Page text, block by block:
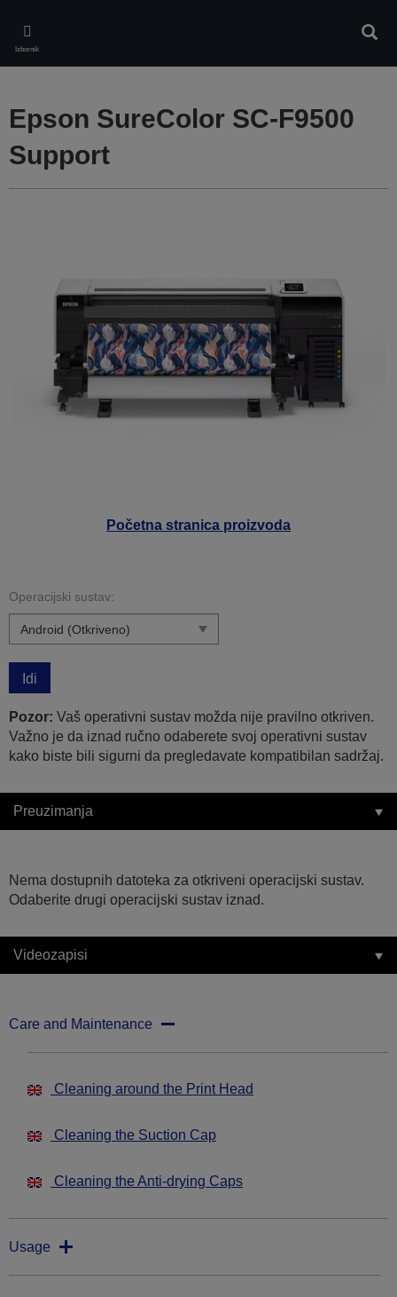
main
content
Izbornik
Početna stranica proizvoda
Epson SureColor SC-F9500
Support
Operacijski sustav:
Idi
Pozor: Vaš operativni sustav možda nije pravilno otkriven.
Važno je da iznad ručno odaberete svoj operativni sustav
kako biste bili sigurni da pregledavate kompatibilan sadržaj.
Preuzimanja
Nema dostupnih datoteka za otkriveni operacijski sustav.
Odaberite drugi operacijski sustav iznad.
Videozapisi
Care and Maintenance
Cleaning around the Print Head
Cleaning the Suction Cap
Cleaning the Anti-drying Caps
Usage